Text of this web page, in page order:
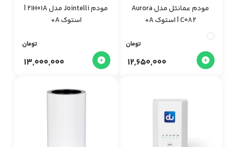
مودم عمانتل مدل Aurora
C082 | استوک A+
12,650,000
تومان
مودم Jointelli مدل 21H01A |
استوک A+
13,000,000
تومان